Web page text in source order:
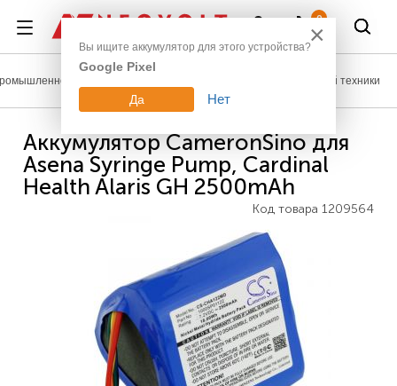
0
оборудование Аккумуляторы для медицинской техники
Аккумулятор CameronSino для
Asena Syringe Pump, Cardinal
Health Alaris GH 2500mAh
Код товара 1209564
×
Вы ищите аккумулятор для этого устройства?
Google Pixel
Да Нет